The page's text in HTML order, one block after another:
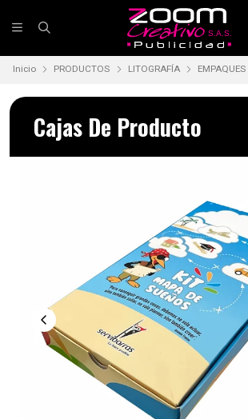
Inicio PRODUCTOS LITOGRAFÍA EMPAQUES
Cajas De Producto